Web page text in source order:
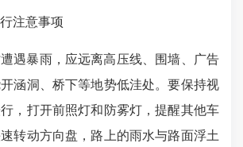
注意事项
遇暴雨，应远离高压线、围墙、广告
涵洞、桥下等地势低洼处。要保持视
，打开前照灯和防雾灯，提醒其他车
转动方向盘，路上的雨水与路面浮土